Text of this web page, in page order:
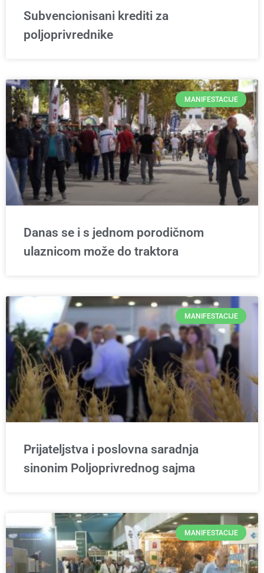
Subvencionisani krediti za
poljoprivrednike
MANIFESTACIJE
Danas se i s jednom porodičnom
ulaznicom može do traktora
MANIFESTACIJE
Prijateljstva i poslovna saradnja
sinonim Poljoprivrednog sajma
MANIFESTACIJE